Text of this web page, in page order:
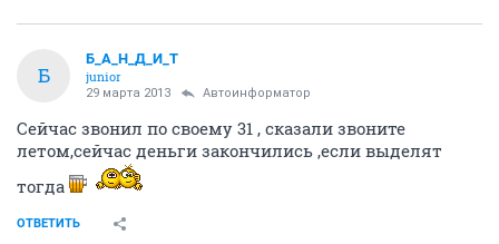
Б
Б_А_Н_Д_И_Т
junior
29 марта 2013 Автоинформатор
Сейчас звонил по своему 31 , сказали звоните
летом,сейчас деньги закончились ,если выделят
тогда
ОТВЕТИТЬ